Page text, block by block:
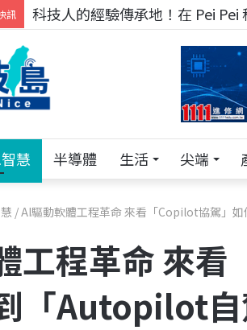
訊 科技人的經驗傳承地！在 Pei Pei
慧 半導體 生活 尖端
/AI驅動軟體工程革命 來看「Copilot協駕」
工程革命 來看
「Autopilot自